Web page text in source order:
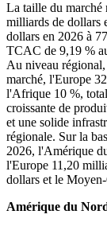
La taille du marché
milliards de dollars
dollars en 2026 à
TCAC de 9,19 %
Au niveau
marché, l'Europe
l'Afrique 10 %,
croissante de
et une solide
régionale. Sur la
2026, l'Amérique
l'Europe 11,20
dollars et le
Amérique du